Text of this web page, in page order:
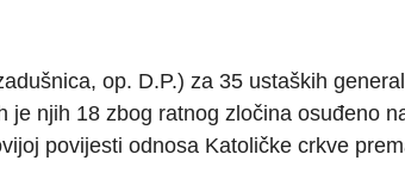
op. D.P.) za 35 ustaških
je njih 18 zbog ratnog zločina osuđeno
povijesti odnosa Katoličke crkve